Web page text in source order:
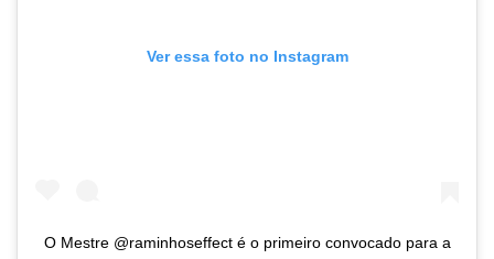
Ver essa foto no Instagram
O Mestre @raminhoseffect é o primeiro convocado para a